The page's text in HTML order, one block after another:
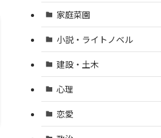
家庭菜園
小説・ライトノベル
建設・土木
心理
恋愛